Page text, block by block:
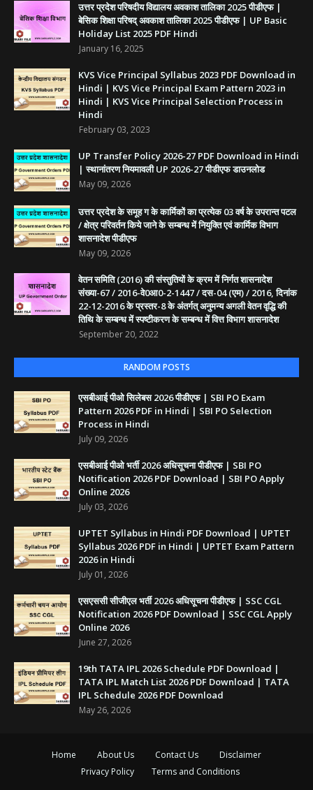
उत्तर प्रदेश परिषदीय विद्यालय अवकाश तालिका 2025 पीडीएफ |
बेसिक शिक्षा परिषद् अवकाश तालिका 2025 पीडीएफ | UP Basic
Holiday List 2025 PDF Hindi
January 16, 2025
KVS Vice Principal Syllabus 2023 PDF Download in
Hindi | KVS Vice Principal Exam Pattern 2023 in
Hindi | KVS Vice Principal Selection Process in
Hindi
February 03, 2023
UP Transfer Policy 2026-27 PDF Download in Hindi
| स्थानांतरण नियमावली UP 2026-27 पीडीएफ डाउनलोड
May 09, 2026
उत्तर प्रदेश के समूह ग के कार्मिकों का प्रत्येक 03 वर्ष के उपरान्त पटल
/ क्षेत्र परिवर्तन किये जाने के सम्बन्ध में नियुक्ति एवं कार्मिक विभाग
शासनादेश पीडीएफ
May 09, 2026
वेतन समिति (2016) की संस्तुतियों के क्रम में निर्गत शासनादेश
संख्या-67 / 2016-वे0आ0-2-1447 / दस-04 (एम) / 2016, दिनांक
22-12-2016 के प्रस्तर-8 के अंतर्गत् अनुमन्य अगली वेतन वृद्धि की
तिथि के सम्बन्ध में स्पष्टीकरण के सम्बन्ध में वित्त विभाग शासनादेश
September 20, 2022
RANDOM POSTS
एसबीआई पीओ सिलेबस 2026 पीडीएफ | SBI PO Exam
Pattern 2026 PDF in Hindi | SBI PO Selection
Process in Hindi
July 09, 2026
एसबीआई पीओ भर्ती 2026 अधिसूचना पीडीएफ | SBI PO
Notification 2026 PDF Download | SBI PO Apply
Online 2026
July 03, 2026
UPTET Syllabus in Hindi PDF Download | UPTET
Syllabus 2026 PDF in Hindi | UPTET Exam Pattern
2026 in Hindi
July 01, 2026
एसएससी सीजीएल भर्ती 2026 अधिसूचना पीडीएफ | SSC CGL
Notification 2026 PDF Download | SSC CGL Apply
Online 2026
June 27, 2026
19th TATA IPL 2026 Schedule PDF Download |
TATA IPL Match List 2026 PDF Download | TATA
IPL Schedule 2026 PDF Download
May 26, 2026
Home About Us Contact Us
Disclaimer
Privacy Policy
Terms and Conditions